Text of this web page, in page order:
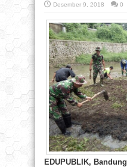
Desember 9, 2018
0
EDUPUBLIK, Bandung